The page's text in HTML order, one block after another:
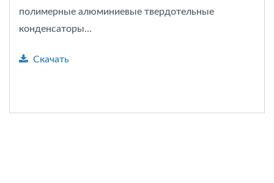
полимерные алюминиевые твердотельные
конденсаторы...
Скачать